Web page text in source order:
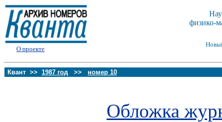
О проекте
физико-
Квант >> 1987 год >> номер 10
Обложка